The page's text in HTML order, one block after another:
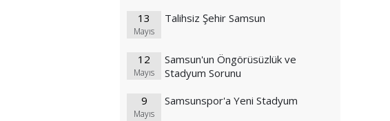
13
Mayıs
Talihsiz Şehir Samsun
12
Mayıs
Samsun'un Öngörüsüzlük ve
Stadyum Sorunu
9
Mayıs
Samsunspor'a Yeni Stadyum